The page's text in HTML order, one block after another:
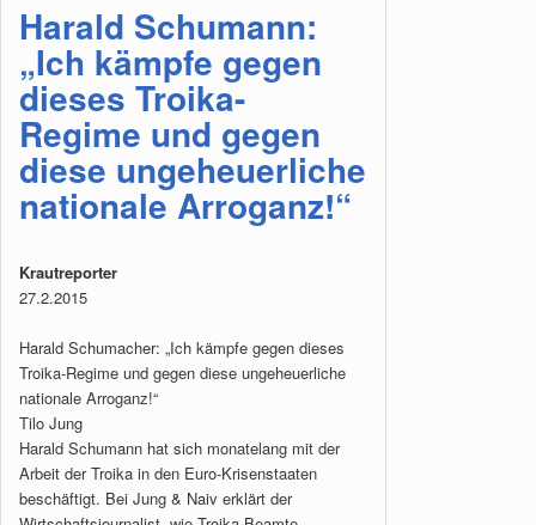
Harald Schumann:
„Ich kämpfe gegen
dieses Troika-
Regime und gegen
diese ungeheuerliche
nationale Arroganz!“
Krautreporter
27.2.2015
Harald Schumacher: „Ich kämpfe gegen dieses
Troika-Regime und gegen diese ungeheuerliche
nationale Arroganz!“
Tilo Jung
Harald Schumann hat sich monatelang mit der
Arbeit der Troika in den Euro-Krisenstaaten
beschäftigt. Bei Jung & Naiv erklärt der